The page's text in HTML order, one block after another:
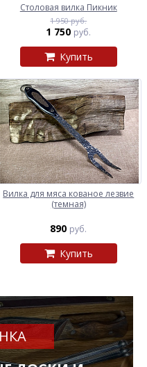
Столовая вилка Пикник
1 950 руб.
1 750 руб.
Купить
Вилка для мяса кованое лезвие
(темная)
890 руб.
Купить